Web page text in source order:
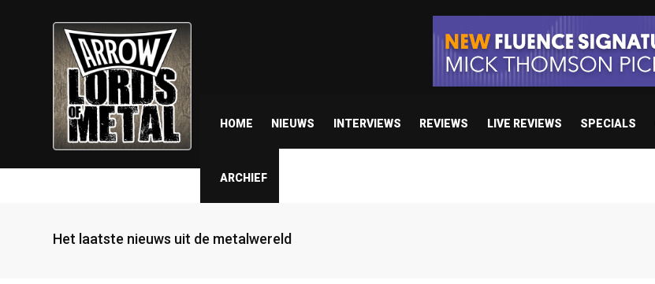
HOME NIEUWS INTERVIEWS REVIEWS LIVE REVIEWS SPECIALS
ARCHIEF
Het laatste nieuws uit de metalwereld